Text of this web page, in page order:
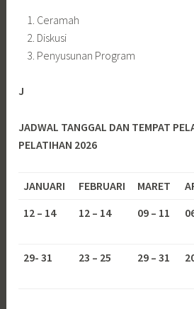
Ceramah
Diskusi
Penyusunan Program
J
JADWAL TANGGAL DAN TEMPAT
PELATIHAN 2026
JANUARI FEBRUARI MARET
12 – 14
12 – 14 09 – 11
29- 31
23 – 25 29 – 31